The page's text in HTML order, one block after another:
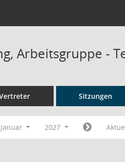
Arbeitsgruppe -
Sitzungen
Januar 2027